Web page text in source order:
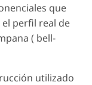
que
el perfil real de
( bell-
utilizado